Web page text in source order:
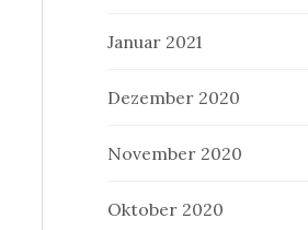
Januar 2021
Dezember 2020
November 2020
Oktober 2020